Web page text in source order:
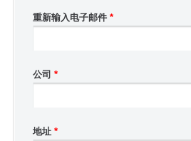
重新输入电子邮件 *
公司 *
地址 *